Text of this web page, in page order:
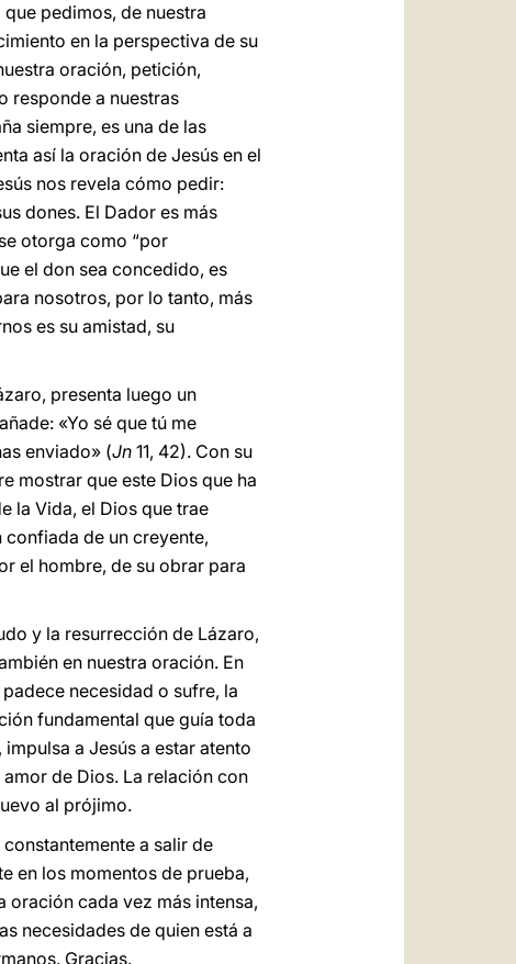
pedimos, de nuestra
en la perspectiva de su
oración, petición,
responde a nuestras
siempre, es una de las
así la oración de Jesús en el
nos revela cómo pedir:
dones. El Dador es más
otorga como “por
el don sea concedido, es
nosotros, por lo tanto, más
es su amistad, su
presenta luego un
«Yo sé que tú me
enviado» (Jn 11, 42). Con su
mostrar que este Dios que ha
la Vida, el Dios que trae
de un creyente,
el hombre, de su obrar para
y la resurrección de Lázaro,
en nuestra oración. En
necesidad o sufre, la
fundamental que guía toda
a Jesús a estar atento
de Dios. La relación con
al prójimo.
a salir de
en los momentos de prueba,
oración cada vez más intensa,
necesidades de quien está a
Gracias.